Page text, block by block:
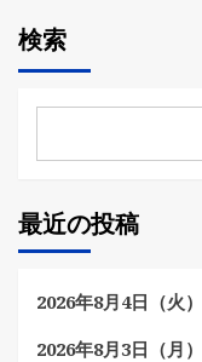
検索
最近の投稿
2026年8月4日（火
2026年8月3日（月